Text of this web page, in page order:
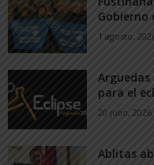
Gobierno
1 agosto,
para el
20 julio, 2026
Ablitas